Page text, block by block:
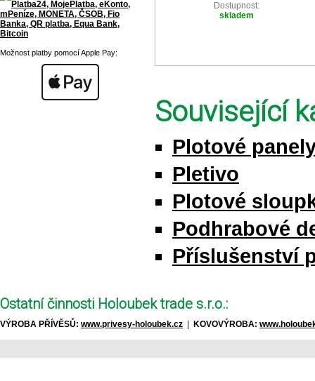
Dostupnost:
skladem
Související
Plotové
Pletivo
Plotové
Podhrabové
Příslušenství
Možnost platby pomocí Apple Pay:
Ostatní činnosti Holoubek trade s.r.o.:
VÝROBA PŘÍVĚSŮ: www.privesy-holoubek.cz KOVOVÝROBA: